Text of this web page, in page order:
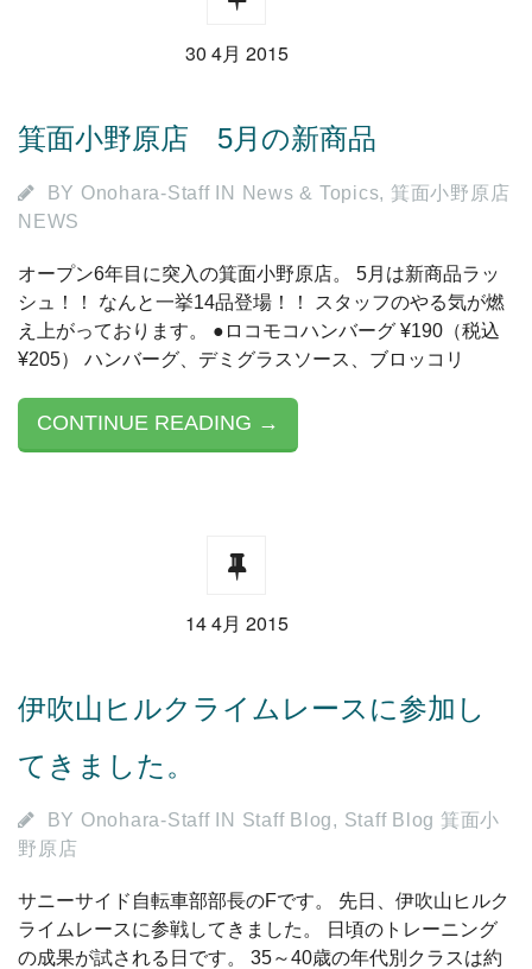
30 4月 2015
箕面小野原店 5月の新商品
BY Onohara-StaffIN News & Topics, 箕面小野原店
NEWS
オープン6年目に突入の箕面小野原店。 5月は新商品ラッ
シュ！！ なんと一挙14品登場！！ スタッフのやる気が燃
え上がっております。 ●ロコモコハンバーグ ¥190（税込
¥205） ハンバーグ、デミグラスソース、ブロッコリ
CONTINUE READING →
14 4月 2015
伊吹山ヒルクライムレースに参加し
てきました。
BY Onohara-StaffIN Staff Blog, Staff Blog 箕面小
野原店
サニーサイド自転車部部長のFです。 先日、伊吹山ヒルク
ライムレースに参戦してきました。 日頃のトレーニング
の成果が試される日です。 35～40歳の年代別クラスは約